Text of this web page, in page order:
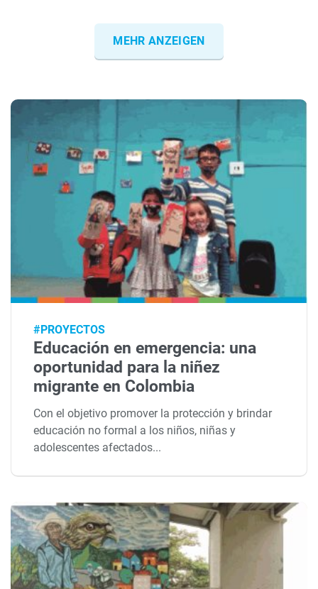
MEHR ANZEIGEN
#PROYECTOS
Educación en emergencia: una
oportunidad para la niñez
migrante en Colombia
Con el objetivo promover la protección y brindar
educación no formal a los niños, niñas y
adolescentes afectados...